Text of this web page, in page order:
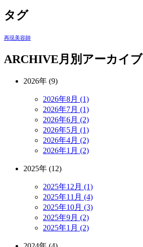
タグ
再現美容師
ARCHIVE月別アーカイブ
2026年 (9)
2026年8月 (1)
2026年7月 (1)
2026年6月 (2)
2026年5月 (1)
2026年4月 (2)
2026年1月 (2)
2025年 (12)
2025年12月 (1)
2025年11月 (4)
2025年10月 (3)
2025年9月 (2)
2025年1月 (2)